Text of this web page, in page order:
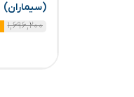
(سیماران)
۱,۶۹۶,۲۰۰